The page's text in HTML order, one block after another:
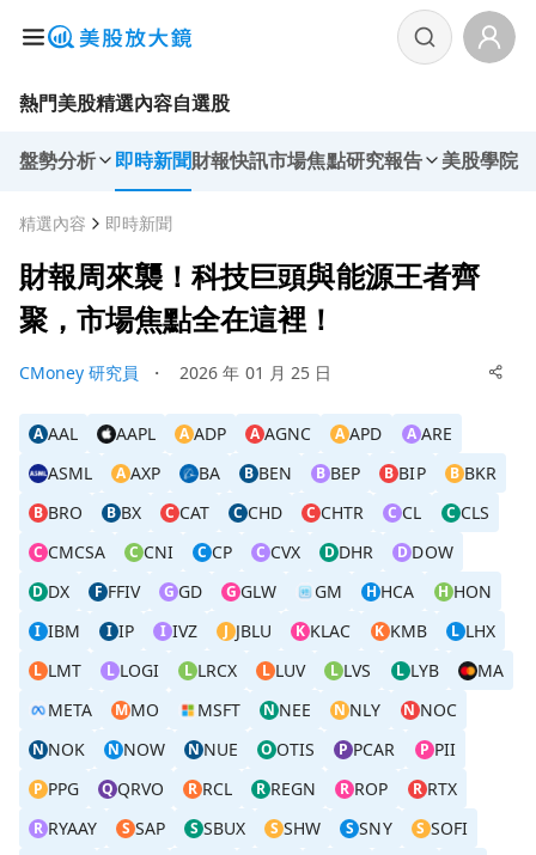
熱門美股精選內容自選股
盤勢分析 即時新聞財報快訊市場焦點研究報告 美股學院
精選內容 即時新聞
財報周來襲！科技巨頭與能源王者齊
聚，市場焦點全在這裡！
CMoney 研究員 ・ 2026 年 01 月 25 日
A AAL AAPL A ADP A AGNC A APD A ARE
ASML
A AXP BA B BEN B BEP B BIP B BKR
B BRO B BX C CAT C CHD C CHTR C CL C CLS
C CMCSA C CNI C CP C CVX D DHR D DOW
D DX F FFIV G GD G GLW GM H HCA H HON
I IBM I IP I IVZ J JBLU K KLAC K KMB L LHX
L LMT L LOGI L LRCX L LUV L LVS L LYB
MA
META
MMO MSFT N NEE N NLY NNOC
N NOK N NOW N NUE O OTIS P PCAR P PII
P PPG Q QRVO R RCL R REGN R ROP R RTX
R RYAAY S SAP S SBUX S SHW S SNY S SOFI